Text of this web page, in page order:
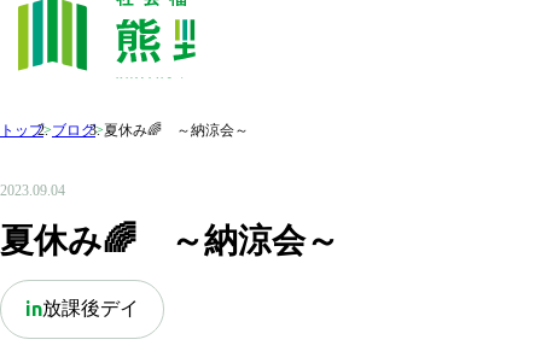
夏休み🌈 ～納涼会～
2023.09.04
in放課後デイ
トップ>ブログ>夏休み🌈 ～納涼会～